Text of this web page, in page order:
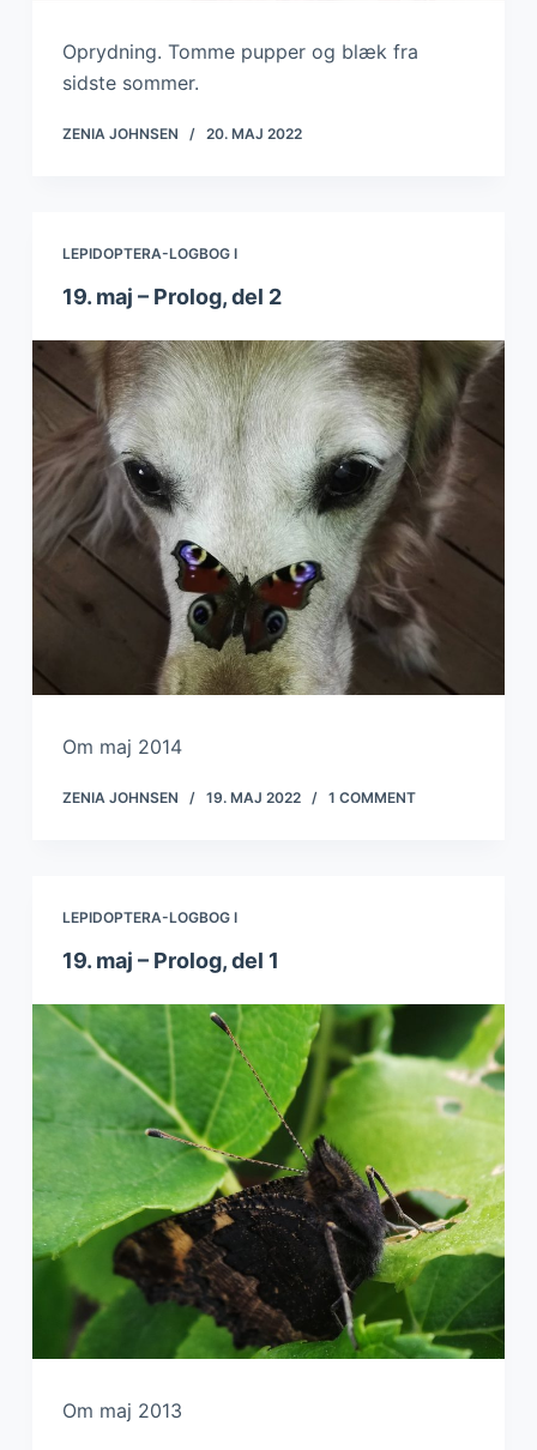
Oprydning. Tomme pupper og blæk fra
sidste sommer.
ZENIA JOHNSEN 20. MAJ 2022
LEPIDOPTERA-LOGBOG I
19. maj – Prolog, del 2
Om maj 2014
ZENIA JOHNSEN 19. MAJ 2022 1 COMMENT
LEPIDOPTERA-LOGBOG I
19. maj – Prolog, del 1
Om maj 2013